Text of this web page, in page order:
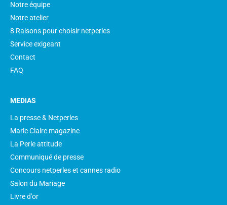
Notre équipe
Notre atelier
8 Raisons pour choisir netperles
Service exigeant
Contact
FAQ
MEDIAS
La presse & Netperles
Marie Claire magazine
La Perle attitude
Communiqué de presse
Concours netperles et cannes radio
Salon du Mariage
Livre d'or